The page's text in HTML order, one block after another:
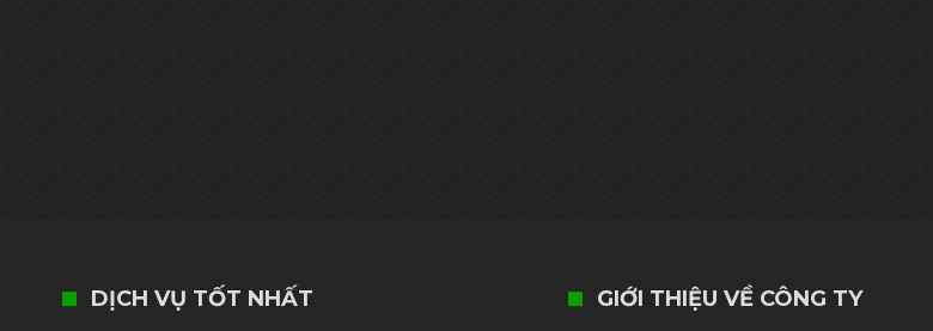
DỊCH VỤ TỐT NHẤT GIỚI THIỆU VỀ CÔNG TY